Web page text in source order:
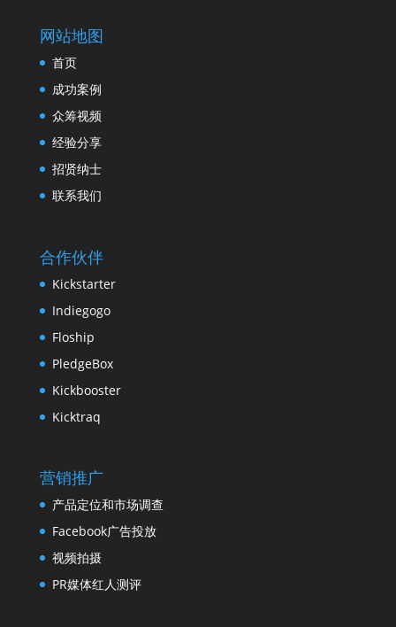
网站地图
首页
成功案例
众筹视频
经验分享
招贤纳士
联系我们
合作伙伴
Kickstarter
Indiegogo
Floship
PledgeBox
Kickbooster
Kicktraq
营销推广
产品定位和市场调查
Facebook广告投放
视频拍摄
PR媒体红人测评